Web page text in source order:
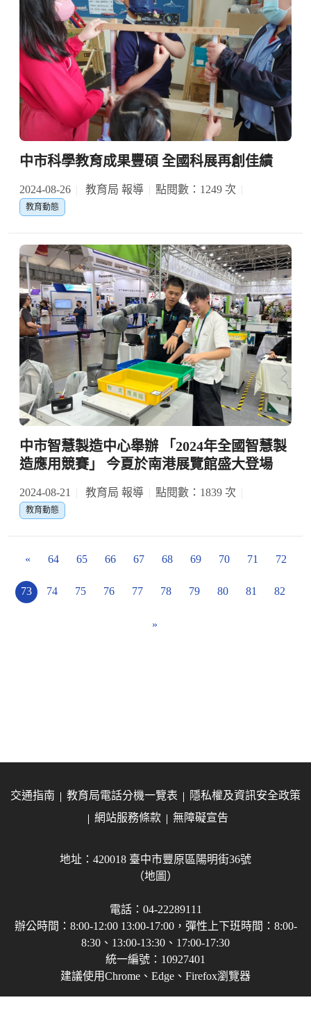
中市科學教育成果豐碩 全國科展再創佳績
2024-08-26 教育局 報導 點閱數：1249 次
教育動態
中市智慧製造中心舉辦 「2024年全國智慧製
造應用競賽」 今夏於南港展覽館盛大登場
2024-08-21 教育局 報導 點閱數：1839 次
教育動態
« 64 65 66 67 68 69 70 71 72
73 74 75 76 77 78 79 80 81 82
»
交通指南 教育局電話分機一覽表
隱私權及資訊安全政策
網站服務條款
無障礙宣告
地址：420018 臺中市豐原區陽明街36號
（地圖）
電話：04-22289111
辦公時間：8:00-12:00 13:00-17:00，彈性上下班時間：8:00-
8:30、13:00-13:30、17:00-17:30
統一編號：10927401
建議使用Chrome、Edge、Firefox瀏覽器